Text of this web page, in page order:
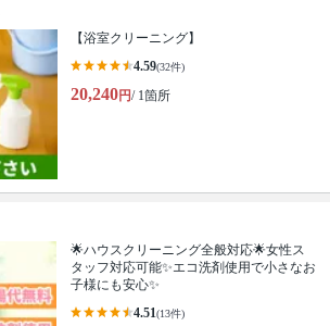
【浴室クリーニング】
4.59(32件)
20,240円/ 1箇所
🌟ハウスクリーニング全般対応🌟女性ス
タッフ対応可能✨エコ洗剤使用で小さなお
子様にも安心✨
4.51(13件)